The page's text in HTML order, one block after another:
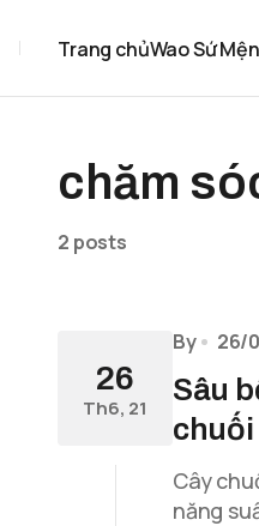
Trang chủWao Sứ
chăm
2 posts
26
Th6, 21
By 26/
Sâu
chuối
Cây
năng